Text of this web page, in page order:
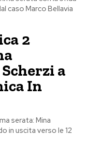
caso Marco Bellavia
2
a
In
serata: Mina
in uscita verso le 12